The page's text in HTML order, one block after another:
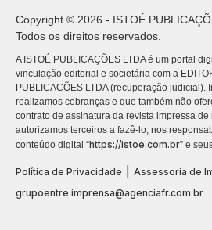
Copyright © 2026 - ISTOÉ
Todos os direitos reservados.
A ISTOÉ PUBLICAÇÕES LTDA é um portal
vinculação editorial e societária com a
PUBLICACÕES LTDA (recuperação judicial).
realizamos cobranças e que também não
contrato de assinatura da revista impressa de
autorizamos terceiros a fazê-lo, nos
conteúdo digital “https://istoe.com.br” e
Política de Privacidade
Assessoria de
grupoentre.imprensa@agenciafr.com.br